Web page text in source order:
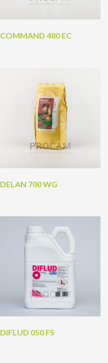
COMMAND 480 EC
DELAN 700 WG
DIFLUD 050 FS